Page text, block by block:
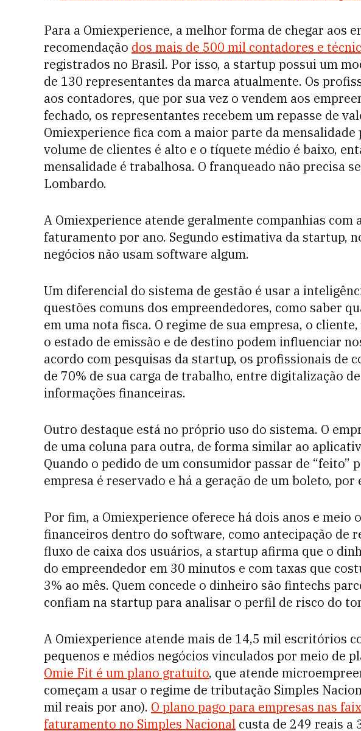
Para a Omiexperience, a melhor forma de chegar aos
recomendação dos mais de 500 mil contadores e
registrados no Brasil. Por isso, a startup possui um
de 130 representantes da marca atualmente. Os
aos contadores, que por sua vez o vendem aos
fechado, os representantes recebem um repasse de
Omiexperience fica com a maior parte da mensalidade
volume de clientes é alto e o tíquete médio é baixo,
mensalidade é trabalhosa. O franqueado não precisa
Lombardo.
A Omiexperience atende geralmente companhias com
faturamento por ano. Segundo estimativa da startup,
negócios não usam software algum.
Um diferencial do sistema de gestão é usar a
questões comuns dos empreendedores, como saber
em uma nota fisca. O regime de sua empresa, o
o estado de emissão e de destino podem influenciar
acordo com pesquisas da startup, os profissionais de
de 70% de sua carga de trabalho, entre digitalização
informações financeiras.
Outro destaque está no próprio uso do sistema. O
de uma coluna para outra, de forma similar ao
Quando o pedido de um consumidor passar de “feito”
empresa é reservado e há a geração de um boleto, por
Por fim, a Omiexperience oferece há dois anos e meio
financeiros dentro do software, como antecipação de
fluxo de caixa dos usuários, a startup afirma que o
do empreendedor em 30 minutos e com taxas que
3% ao mês. Quem concede o dinheiro são fintechs
confiam na startup para analisar o perfil de risco do
A Omiexperience atende mais de 14,5 mil escritórios
pequenos e médios negócios vinculados por meio de
Omie Fit é um plano gratuito, que atende
começam a usar o regime de tributação Simples
mil reais por ano). O plano pago para empresas nas
faturamento no Simples Nacional custa de 249 reais a